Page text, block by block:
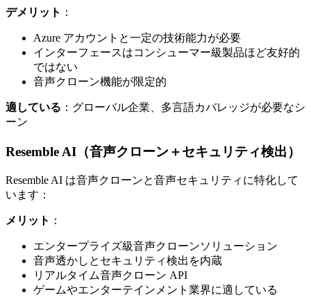
デメリット ：
Azure アカウントと一定の技術能力が必要
インターフェースはコンシューマー級製品ほど友好的
ではない
音声クローン機能が限定的
適している ：グローバル企業、多言語カバレッジが必要なシ
ーン
Resemble AI（音声クローン＋セキュリティ検出）
Resemble AI は音声クローンと音声セキュリティに特化して
います：
メリット ：
エンタープライズ級音声クローンソリューション
音声透かしとセキュリティ検出を内蔵
リアルタイム音声クローン API
ゲームやエンターテインメント業界に適している